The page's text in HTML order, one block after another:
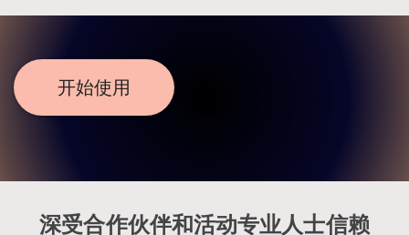
开始使用
深受合作伙伴和活动专业人士信赖